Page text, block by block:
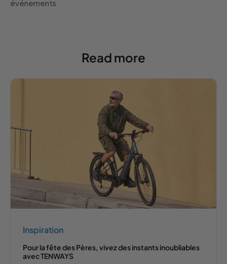
événements.
Read more
Inspiration
Pour la fête des Pères, vivez des instants inoubliables
avec TENWAYS